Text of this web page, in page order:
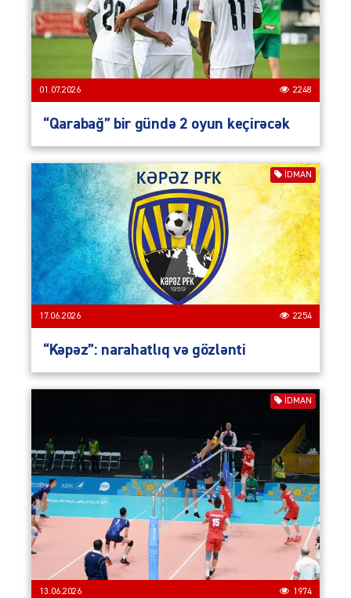
01.07.2026 2248
“Qarabağ” bir gündə 2 oyun keçirəcək
İDMAN
17.06.2026 2254
“Kəpəz”: narahatlıq və gözlənti
İDMAN
13.06.2026 1974